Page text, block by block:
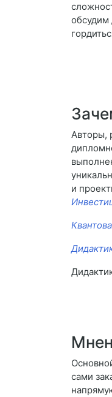
обсудим
Авторы,
и
сами